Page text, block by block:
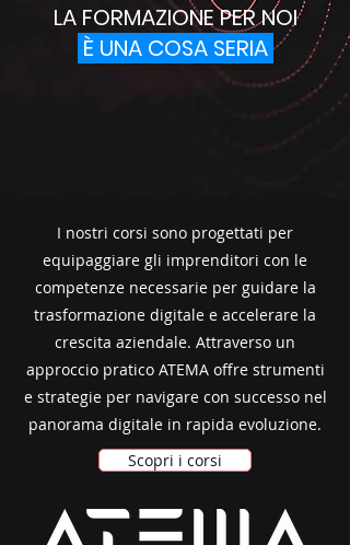
LA FORMAZIONE PER NOI
È UNA COSA SERIA
I nostri corsi sono progettati per
equipaggiare gli imprenditori con le
competenze necessarie per guidare la
trasformazione digitale e accelerare la
crescita aziendale. Attraverso un
approccio pratico ATEMA offre strumenti
e strategie per navigare con successo nel
panorama digitale in rapida evoluzione.
Scopri i corsi